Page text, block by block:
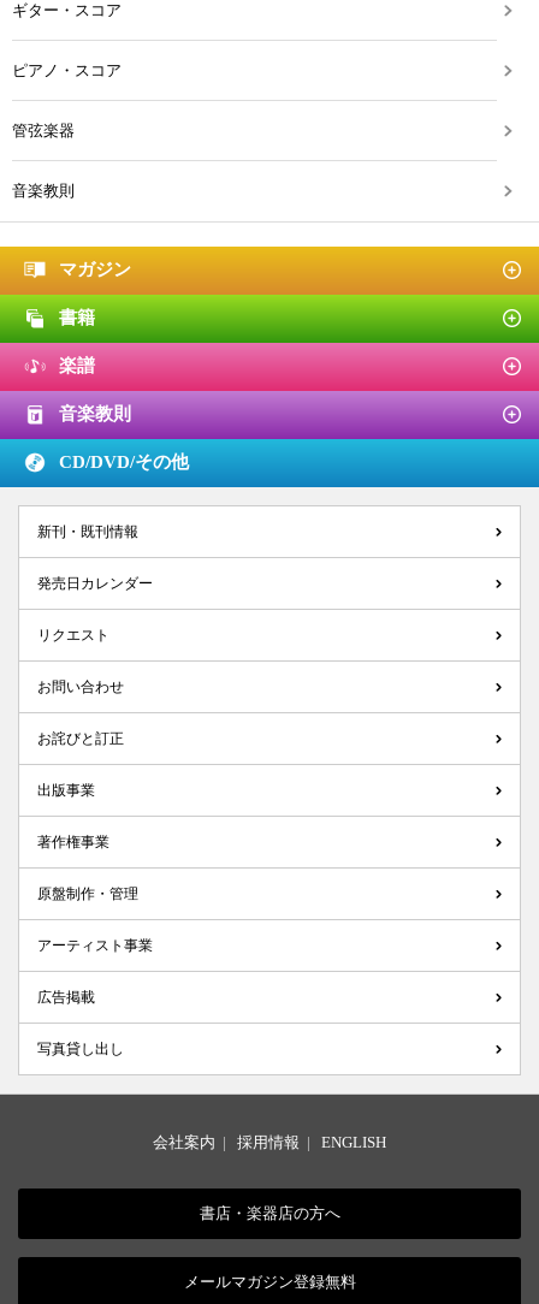
ギター・スコア
ピアノ・スコア
管弦楽器
音楽教則
マガジン
書籍
楽譜
音楽教則
CD/DVD/その他
新刊・既刊情報
発売日カレンダー
リクエスト
お問い合わせ
お詫びと訂正
出版事業
著作権事業
原盤制作・管理
アーティスト事業
広告掲載
写真貸し出し
会社案内 | 採用情報 | ENGLISH
書店・楽器店の方へ
メールマガジン登録無料